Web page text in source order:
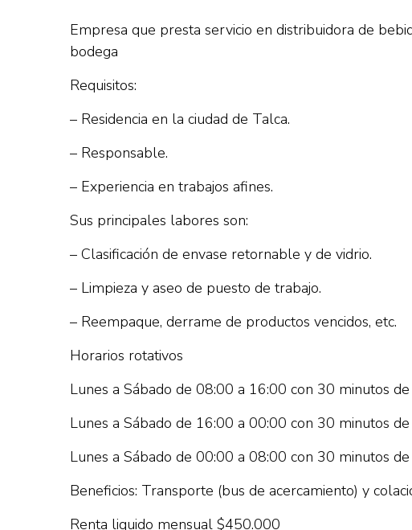
Empresa que presta servicio en distribuidora de
bodega
Requisitos:
– Residencia en la ciudad de Talca.
– Responsable.
– Experiencia en trabajos afines.
Sus principales labores son:
– Clasificación de envase retornable y de vidrio.
– Limpieza y aseo de puesto de trabajo.
– Reempaque, derrame de productos vencidos, etc.
Horarios rotativos
Lunes a Sábado de 08:00 a 16:00 con 30 minutos de
Lunes a Sábado de 16:00 a 00:00 con 30 minutos de
Lunes a Sábado de 00:00 a 08:00 con 30 minutos de
Beneficios: Transporte (bus de acercamiento) y
Renta liquido mensual $450.000